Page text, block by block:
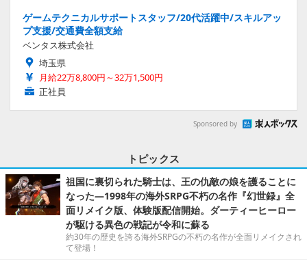
ゲームテクニカルサポートスタッフ/20代活躍中/スキルアッ
プ支援/交通費全額支給
ベンタス株式会社
埼玉県
月給22万8,800円～32万1,500円
正社員
Sponsored by
トピックス
祖国に裏切られた騎士は、王の仇敵の娘を護ることに
なった―1998年の海外SRPG不朽の名作『幻世録』全
面リメイク版、体験版配信開始。ダーティーヒーロー
が駆ける異色の戦記が令和に蘇る
約30年の歴史を誇る海外SRPGの不朽の名作が全面リメイクされ
て登場！